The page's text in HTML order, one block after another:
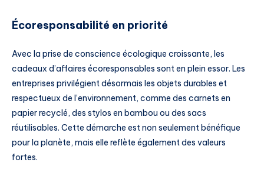
Écoresponsabilité en priorité
Avec la prise de conscience écologique croissante, les
cadeaux d’affaires écoresponsables sont en plein essor. Les
entreprises privilégient désormais les objets durables et
respectueux de l’environnement, comme des carnets en
papier recyclé, des stylos en bambou ou des sacs
réutilisables. Cette démarche est non seulement bénéfique
pour la planète, mais elle reflète également des valeurs
fortes.